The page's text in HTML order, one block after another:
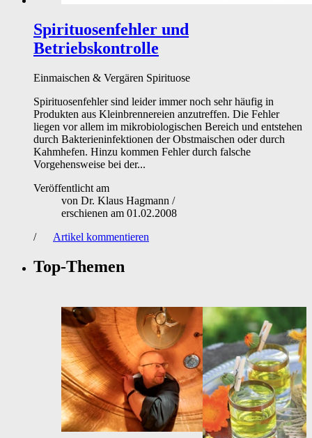
Spirituosenfehler und
Betriebskontrolle
Einmaischen & Vergären Spirituose
Spirituosenfehler sind leider immer noch sehr häufig in
Produkten aus Kleinbrennereien anzutreffen. Die Fehler
liegen vor allem im mikrobiologischen Bereich und entstehen
durch Bakterieninfektionen der Obstmaischen oder durch
Kahmhefen. Hinzu kommen Fehler durch falsche
Vorgehensweise bei der...
Veröffentlicht am
von Dr. Klaus Hagmann /
erschienen am 01.02.2008
/
Artikel kommentieren
Top-Themen